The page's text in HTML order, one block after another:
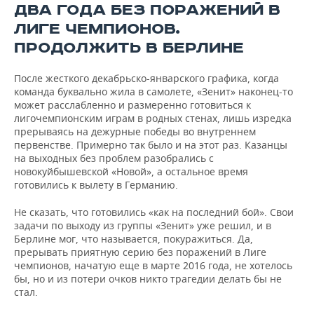
ФИГУРНОЕ КАТАНИЕ
ВОДНЫЕ ВИДЫ СПОРТА
ХОККЕЙ С МЯЧОМ
МЕДИЦИНА
ОБРАЗОВАНИЕ
ПРОИСШЕСТВИЯ
ДВА ГОДА БЕЗ ПОРАЖЕНИЙ В
ЛИГЕ ЧЕМПИОНОВ.
ПРОДОЛЖИТЬ В БЕРЛИНЕ
После жесткого декабрьско-январского графика, когда
команда буквально жила в самолете, «Зенит» наконец-то
может расслабленно и размеренно готовиться к
лигочемпионским играм в родных стенах, лишь изредка
прерываясь на дежурные победы во внутреннем
первенстве. Примерно так было и на этот раз. Казанцы
на выходных без проблем разобрались с
новокуйбышевской «Новой», а остальное время
готовились к вылету в Германию.
Не сказать, что готовились «как на последний бой». Свои
задачи по выходу из группы «Зенит» уже решил, и в
Берлине мог, что называется, покуражиться. Да,
прерывать приятную серию без поражений в Лиге
чемпионов, начатую еще в марте 2016 года, не хотелось
бы, но и из потери очков никто трагедии делать бы не
стал.